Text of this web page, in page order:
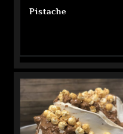
Pistache